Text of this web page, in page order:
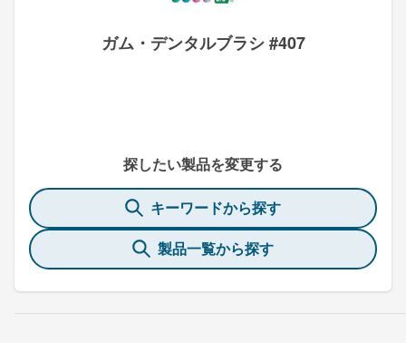
ガム・デンタルブラシ #407
探したい製品を変更する
キーワードから探す
製品一覧から探す